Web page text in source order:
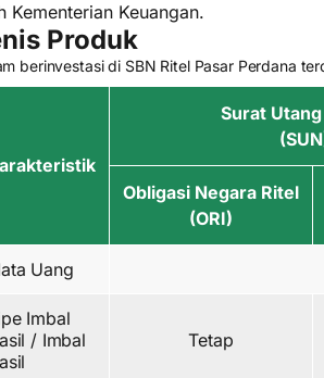
Kementerian Keuangan.
Produk
berinvestasi di SBN Ritel Pasar Perdana
Surat
Obligasi Negara Ritel
(ORI)
Uang
Imbal
/ Imbal
Tetap